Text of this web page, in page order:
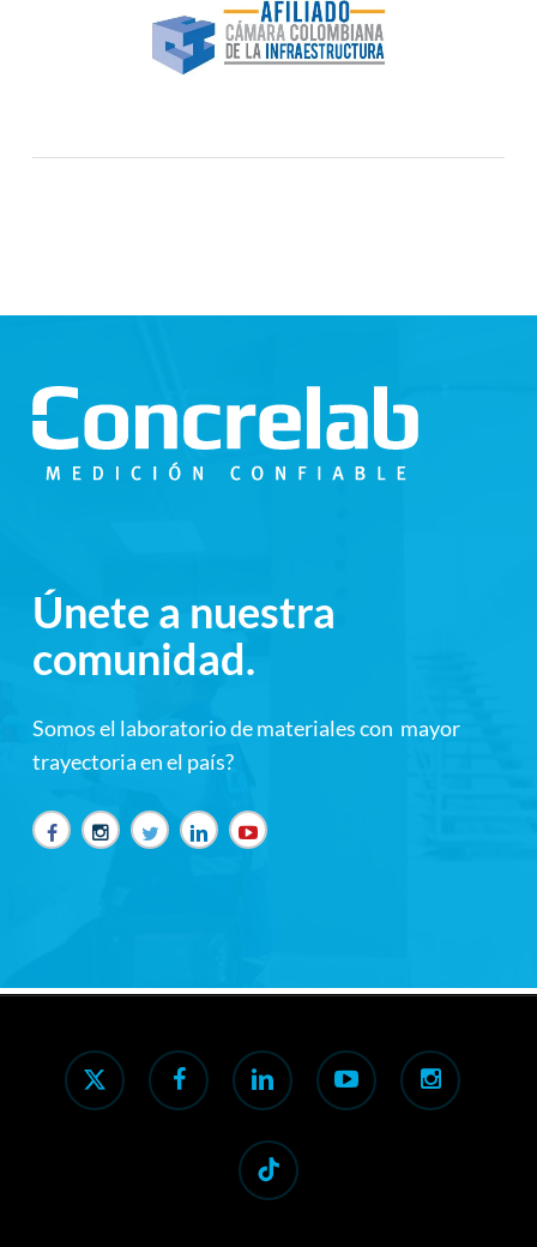
Únete a nuestra
comunidad.
Somos el laboratorio de materiales con mayor
trayectoria en el país?
x-
twitter
facebook linkedin youtube instagram
tiktok